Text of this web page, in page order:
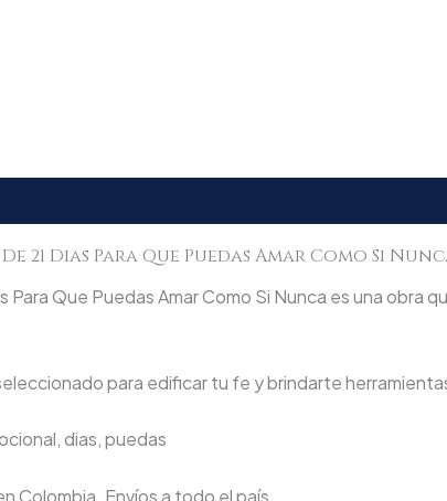
Dias Para Que Puedas Amar Como Si
Para Que Puedas Amar Como Si Nunca es una
para edificar tu fe y brindarte
dias, puedas
Colombia. Envíos a todo el país.